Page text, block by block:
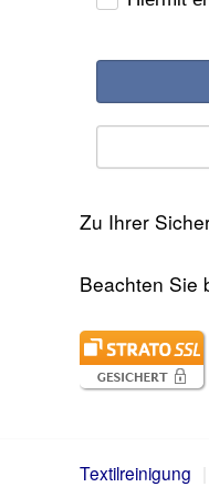
Zu Ihrer
Beachten Sie
Textilreinigung